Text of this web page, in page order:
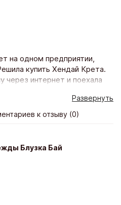
на одном предприятии,
купить Хендай Крета.
интернет и поехала
а 5 ответ так не пришел…
нашла Экстра банк и
программу
дсаго на авто (это
автомобиль.
Развернуть
к отзыву (0)
Блузка Бай